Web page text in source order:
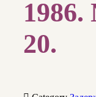
20.